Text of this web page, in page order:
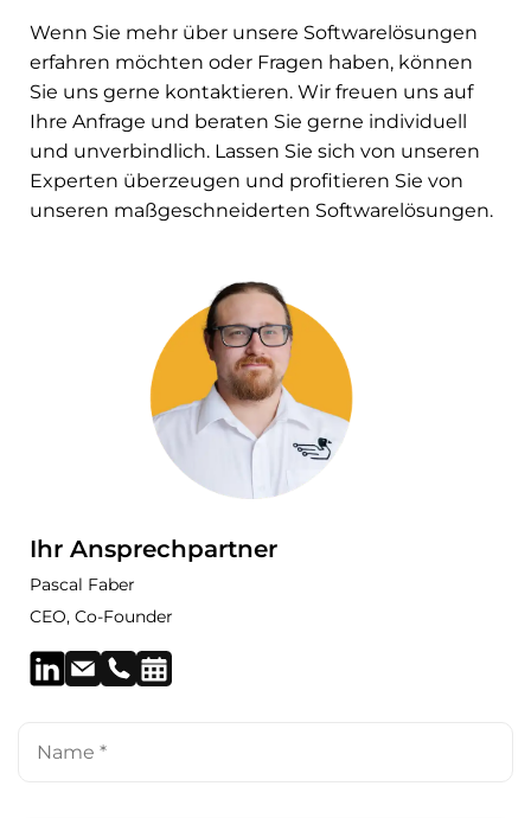
Wenn Sie mehr über unsere Softwarelösungen
erfahren möchten oder Fragen haben, können
Sie uns gerne kontaktieren. Wir freuen uns auf
Ihre Anfrage und beraten Sie gerne individuell
und unverbindlich. Lassen Sie sich von unseren
Experten überzeugen und profitieren Sie von
unseren maßgeschneiderten Softwarelösungen.
Ihr Ansprechpartner
Pascal Faber
CEO, Co-Founder